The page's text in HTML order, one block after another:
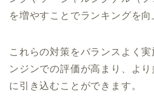
を増やすことでランキングを向
これらの対策をバランスよく
ンジンでの評価が高まり、よ
に引き込むことができます。